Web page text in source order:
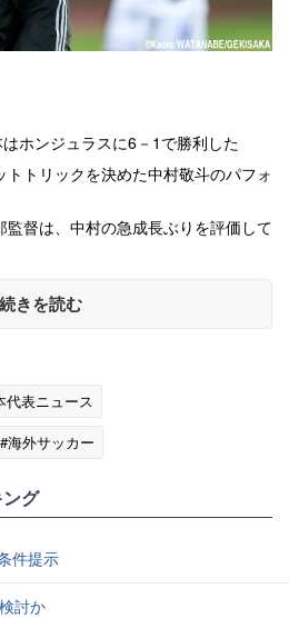
ホンジュラスに6－1で勝利した
トトリックを決めた中村敬斗のパフォ
督は、中村の急成長ぶりを評価して
続きを読む
代表ニュース
#海外サッカー
グ
件提示
討か